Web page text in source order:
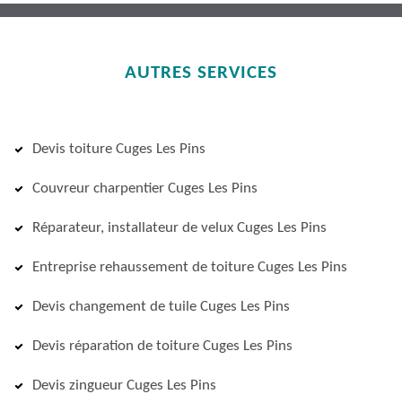
AUTRES SERVICES
Devis toiture Cuges Les Pins
Couvreur charpentier Cuges Les Pins
Réparateur, installateur de velux Cuges Les Pins
Entreprise rehaussement de toiture Cuges Les Pins
Devis changement de tuile Cuges Les Pins
Devis réparation de toiture Cuges Les Pins
Devis zingueur Cuges Les Pins